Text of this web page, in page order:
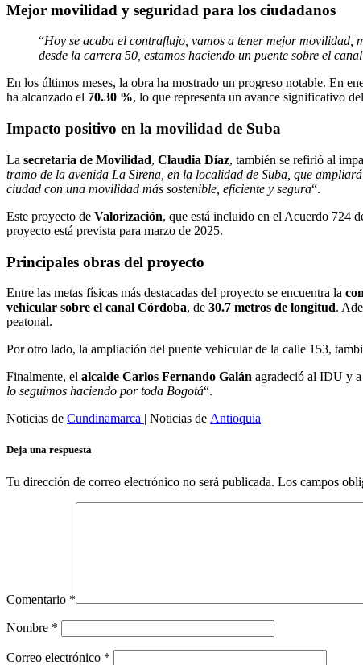
Mejor movilidad y seguridad para los ciudadanos
“Hoy se acaba el contraflujo, vamos a tener mejor movilidad,
desde la carrera 50, estamos haciendo un puente sobre el
En los últimos meses, la obra ha mostrado un progreso notable. En
ha alcanzado el 70.30 %, lo que representa un avance significativo del
Impacto positivo en la movilidad de Suba
La secretaria de Movilidad, Claudia Díaz, también se refirió al
tramo de la avenida La Sirena, en la localidad de Suba, que
ciudad con una movilidad más sostenible, eficiente y segura“.
Este proyecto de Valorización, que está incluido en el Acuerdo 724
proyecto está prevista para marzo de 2025.
Principales obras del proyecto
Entre las metas físicas más destacadas del proyecto se encuentra la
vehicular sobre el canal Córdoba, de 30.7 metros de longitud.
peatonal.
Por otro lado, la ampliación del puente vehicular de la calle 153,
Finalmente, el alcalde Carlos Fernando Galán agradeció al IDU y
lo seguimos haciendo por toda Bogotá“.
Noticias de Cundinamarca | Noticias de Antioquia
Deja una respuesta
Tu dirección de correo electrónico no será publicada. Los campos
Comentario *
Nombre *
Correo electrónico *